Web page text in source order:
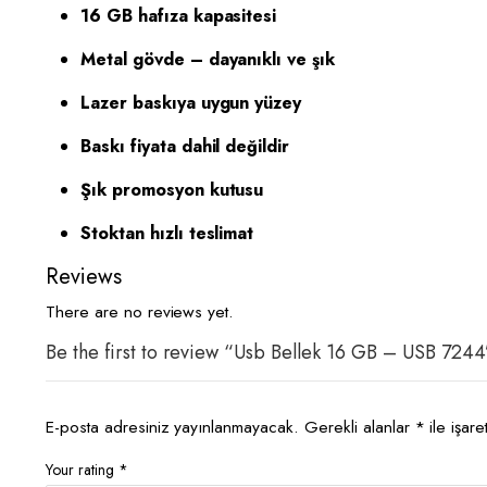
16 GB hafıza kapasitesi
Metal gövde – dayanıklı ve şık
Lazer baskıya uygun yüzey
Baskı fiyata dahil değildir
Şık promosyon kutusu
Stoktan hızlı teslimat
Reviews
There are no reviews yet.
Be the first to review “Usb Bellek 16 GB – USB
E-posta adresiniz yayınlanmayacak. Gerekli alanlar * ile
Your rating *